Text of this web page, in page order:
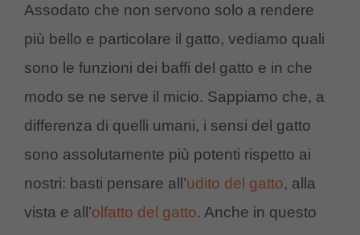
Assodato che non servono solo a rendere
più bello e particolare il gatto, vediamo quali
sono le funzioni dei baffi del gatto e in che
modo se ne serve il micio. Sappiamo che, a
differenza di quelli umani, i sensi del gatto
sono assolutamente più potenti rispetto ai
nostri: basti pensare all’udito del gatto, alla
vista e all’olfatto del gatto. Anche in questo